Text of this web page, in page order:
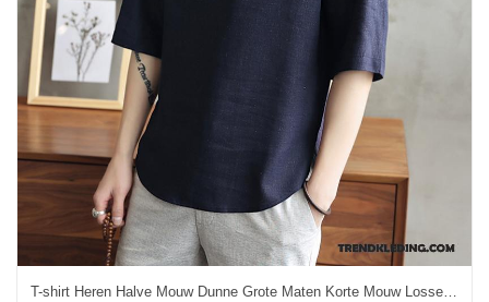
T-shirt Heren Halve Mouw Dunne Grote Maten Korte Mouw Losse Chinese Stijl Blauw